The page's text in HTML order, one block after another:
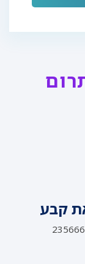
קבע